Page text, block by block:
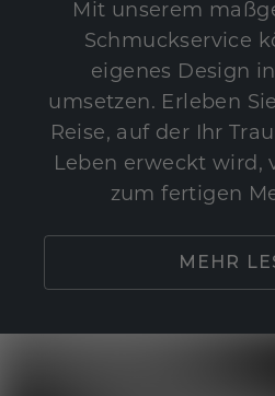
Mit unserem
Schmuckservice
eigenes Design
umsetzen. Erleben
Reise, auf der Ihr
Leben erweckt wird,
zum fertigen
MEHR